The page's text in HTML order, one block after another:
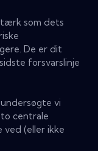
som dets
De er dit
forsvarslinje
vi
centrale
ved (eller ikke